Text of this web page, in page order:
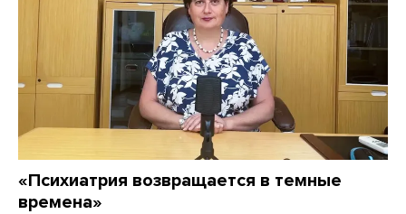
«Психиатрия возвращается в темные
времена»